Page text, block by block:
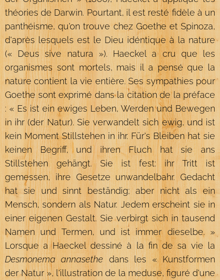
théories de Darwin. Pourtant, il est resté fidèle à un
panthéisme, qu'on trouve chez Goethe et Spinoza,
d'après lesquels est le Dieu idéntique à la nature
(« Deus sive natura »). Haeckel a cru que les
organismes sont mortels, mais il a pensé que la
nature contient la vie entière. Ses sympathies pour
Goethe sont exprimé dans la citation de la préface
: « Es ist ein ewiges Leben, Werden und Bewegen
in ihr (der Natur). Sie verwandelt sich ewig, und ist
kein Moment Stillstehen in ihr. Für's Bleiben hat sie
keinen Begriff, und ihren Fluch hat sie ans
Stillstehen gehängt. Sie ist fest: ihr Tritt ist
gemessen, ihre Gesetze unwandelbahr. Gedacht
hat sie und sinnt beständig; aber nicht als ein
Mensch, sondern als Natur. Jedem erscheint sie in
einer eigenen Gestalt. Sie verbirgt sich in tausend
Namen und Termen, und ist immer dieselbe. »
Lorsque a Haeckel dessiné à la fin de sa vie la
Desmonema annasethedans les « Kunstformen
der Natur », l'illustration de la meduse, figuré d'une